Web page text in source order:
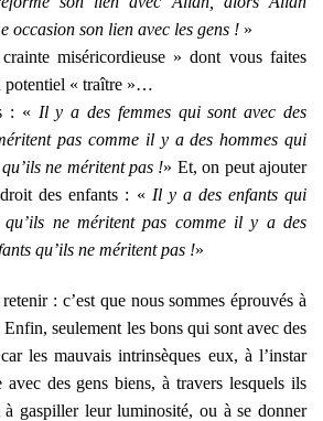
occasion son lien avec les gens ! »
miséricordieuse » dont vous faites
potentiel « traître »…
: « Il y a des femmes qui sont avec des
pas comme il y a des hommes qui
ne méritent pas !» Et, on peut ajouter
des enfants : « Il y a des enfants qui
qu’ils ne méritent pas comme il y a des
qu’ils ne méritent pas !»
: c’est que nous sommes éprouvés à
seulement les bons qui sont avec des
les mauvais intrinsèques eux, à l’instar
des gens biens, à travers lesquels ils
à gaspiller leur luminosité, ou à se donner